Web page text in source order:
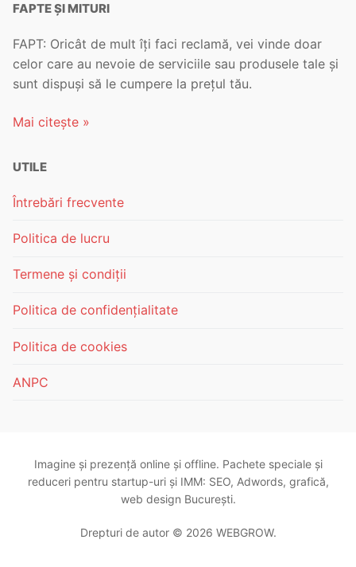
FAPTE ȘI MITURI
FAPT: Oricât de mult îți faci reclamă, vei vinde doar
celor care au nevoie de serviciile sau produsele tale și
sunt dispuși să le cumpere la prețul tău.
Mai citește »
UTILE
Întrebări frecvente
Politica de lucru
Termene și condiții
Politica de confidențialitate
Politica de cookies
ANPC
Imagine și prezență online și offline. Pachete speciale și
reduceri pentru startup-uri și IMM: SEO, Adwords, grafică,
web design București.
Drepturi de autor © 2026 WEBGROW.